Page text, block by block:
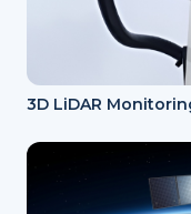
3D LiDAR